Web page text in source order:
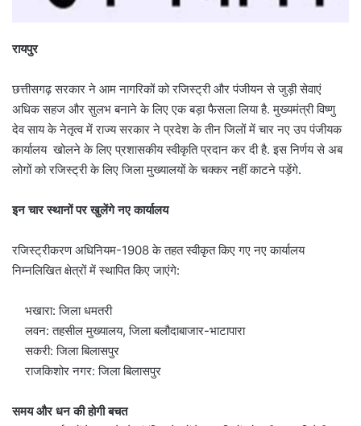
रायपुर
छत्तीसगढ़ सरकार ने आम नागरिकों को रजिस्ट्री और पंजीयन से जुड़ी सेवाएं
अधिक सहज और सुलभ बनाने के लिए एक बड़ा फैसला लिया है. मुख्यमंत्री विष्णु
देव साय के नेतृत्व में राज्य सरकार ने प्रदेश के तीन जिलों में चार नए उप पंजीयक
कार्यालय खोलने के लिए प्रशासकीय स्वीकृति प्रदान कर दी है. इस निर्णय से अब
लोगों को रजिस्ट्री के लिए जिला मुख्यालयों के चक्कर नहीं काटने पड़ेंगे.
इन चार स्थानों पर खुलेंगे नए कार्यालय
रजिस्ट्रीकरण अधिनियम-1908 के तहत स्वीकृत किए गए नए कार्यालय
निम्नलिखित क्षेत्रों में स्थापित किए जाएंगे:
भखारा: जिला धमतरी
लवन: तहसील मुख्यालय, जिला बलौदाबाजार-भाटापारा
सकरी: जिला बिलासपुर
राजकिशोर नगर: जिला बिलासपुर
समय और धन की होगी बचत